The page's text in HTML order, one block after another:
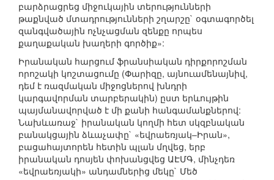
բարձրացրեց միջուկային տերությունների
թաքնված մտադրությունների շղարշը` օգտագործել
զանգվածային ոչնչացման զենքը որպես
քաղաքական խաղերի գործիք»:
Իրանական հարցում ֆրանսիական դիրքորոշման
որոշակի կոշտացումը (Փարիզը, այնուամենայնիվ,
դեմ է ռազմական միջոցներով խնդրի
կարգավորման տարբերակին) ըստ երևույթին
պայմանավորված է մի քանի հանգամանքներով:
Նախևառաջ` իրանական կողմի հետ սկզբնական
բանակցային ձևաչափը` «եվրաեռյակ–Իրան»,
բացահայտորեն հետին պլան մղվեց, երբ
իրանական դոսյեն փոխանցվեց ԱԷՄԳ, մինչդեռ
«եվրաեռյակի» անդամներից մեկը` Մեծ